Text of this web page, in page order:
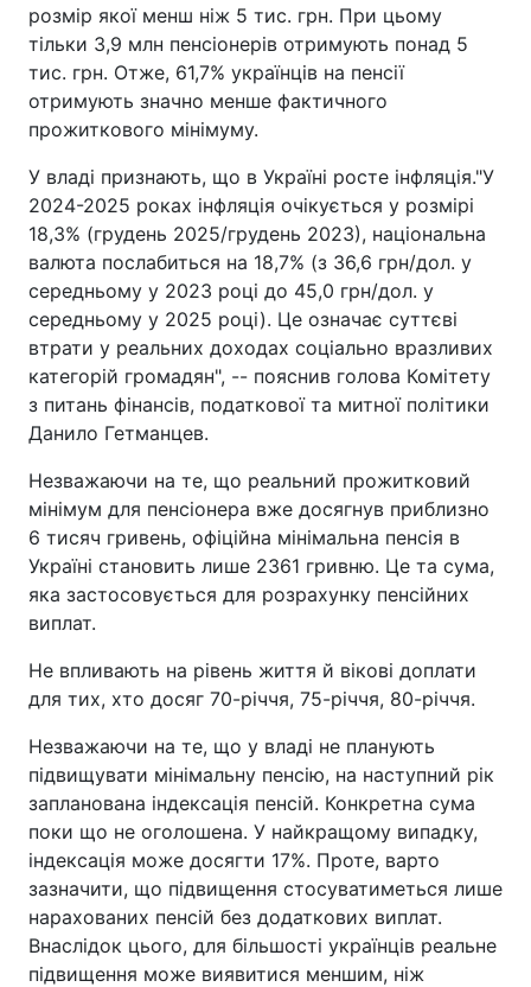
розмір якої менш ніж 5 тис. грн. При цьому
тільки 3,9 млн пенсіонерів отримують понад 5
тис. грн. Отже, 61,7% українців на пенсії
отримують значно менше фактичного
прожиткового мінімуму.
У владі признають, що в Україні росте інфляція."У
2024-2025 роках інфляція очікується у розмірі
18,3% (грудень 2025/грудень 2023), національна
валюта послабиться на 18,7% (з 36,6 грн/дол. у
середньому у 2023 році до 45,0 грн/дол. у
середньому у 2025 році). Це означає суттєві
втрати у реальних доходах соціально вразливих
категорій громадян", -- пояснив голова Комітету
з питань фінансів, податкової та митної політики
Данило Гетманцев.
Незважаючи на те, що реальний прожитковий
мінімум для пенсіонера вже досягнув приблизно
6 тисяч гривень, офіційна мінімальна пенсія в
Україні становить лише 2361 гривню. Це та сума,
яка застосовується для розрахунку пенсійних
виплат.
Не впливають на рівень життя й вікові доплати
для тих, хто досяг 70-річчя, 75-річчя, 80-річчя.
Незважаючи на те, що у владі не планують
підвищувати мінімальну пенсію, на наступний рік
запланована індексація пенсій. Конкретна сума
поки що не оголошена. У найкращому випадку,
індексація може досягти 17%. Проте, варто
зазначити, що підвищення стосуватиметься лише
нарахованих пенсій без додаткових виплат.
Внаслідок цього, для більшості українців реальне
підвищення може виявитися меншим, ніж